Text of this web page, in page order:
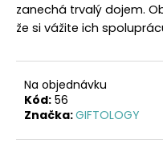
zanechá trvalý dojem.
že si vážite ich
Na objednávku
Kód: 56
Značka:GIFTOLOGY